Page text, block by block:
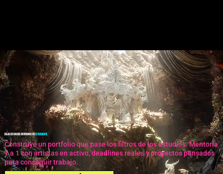
DEJA DE HACER ENTORNOS DEESTUDIANTE
Construye un portfolio que pase los filtros de los estudios. Mentoría
1 a 1 con artistas en activo, deadlines reales y proyectos pensados
para conseguir trabajo.